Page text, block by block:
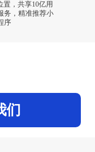
置，共享10亿用
务，精准推荐小
序
们